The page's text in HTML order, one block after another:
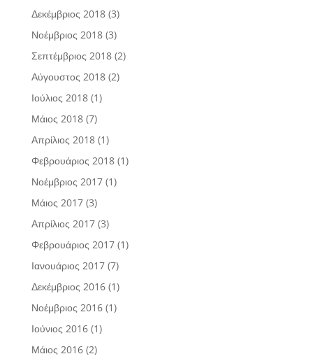
Δεκέμβριος 2018(3)
Νοέμβριος 2018(3)
Σεπτέμβριος 2018(2)
Αύγουστος 2018(2)
Ιούλιος 2018(1)
Μάιος 2018(7)
Απρίλιος 2018(1)
Φεβρουάριος 2018(1)
Νοέμβριος 2017(1)
Μάιος 2017(3)
Απρίλιος 2017(3)
Φεβρουάριος 2017(1)
Ιανουάριος 2017(7)
Δεκέμβριος 2016(1)
Νοέμβριος 2016(1)
Ιούνιος 2016(1)
Μάιος 2016(2)